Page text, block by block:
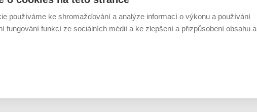
používáme ke shromažďování a analýze informací o výkonu a používání
fungování funkcí ze sociálních médií a ke zlepšení a přizpůsobení obsahu a